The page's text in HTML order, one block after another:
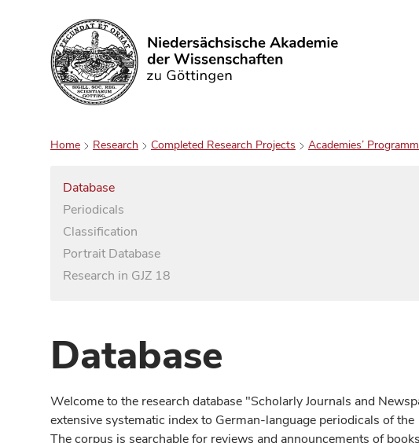
Search
Home Research Completed Research Projects Academies’
Database
Periodicals
Classification
Portrait Database
Research in GJZ 18
Database
Welcome to the research database "Scholarly Journals and
extensive systematic index to German-language periodicals of
The corpus is searchable for reviews and announcements of